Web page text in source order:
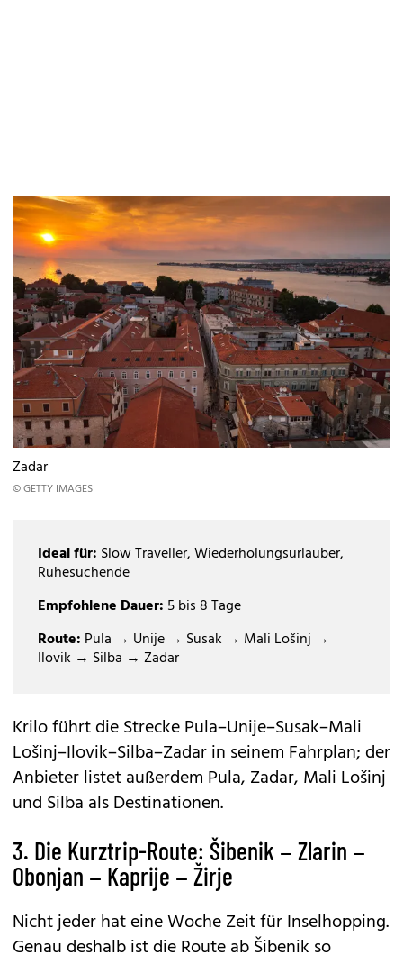
Zadar
© GETTY IMAGES
Ideal für: Slow Traveller, Wiederholungsurlauber,
Ruhesuchende
Empfohlene Dauer: 5 bis 8 Tage
Route: Pula → Unije → Susak → Mali Lošinj →
Ilovik → Silba → Zadar
Krilo führt die Strecke Pula–Unije–Susak–Mali
Lošinj–Ilovik–Silba–Zadar in seinem Fahrplan; der
Anbieter listet außerdem Pula, Zadar, Mali Lošinj
und Silba als Destinationen.
3. Die Kurztrip-Route: Šibenik – Zlarin –
Obonjan – Kaprije – Žirje
Nicht jeder hat eine Woche Zeit für Inselhopping.
Genau deshalb ist die Route ab Šibenik so